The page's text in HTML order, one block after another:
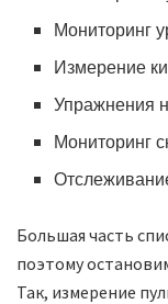
Мониторинг
Измерение
Упражнения
Мониторинг
Большая часть
поэтому
Так, измерение